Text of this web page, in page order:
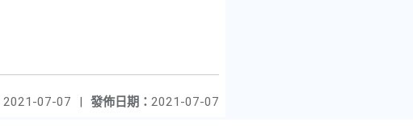
發佈日期： 2021-07-07
2021-07-07 |